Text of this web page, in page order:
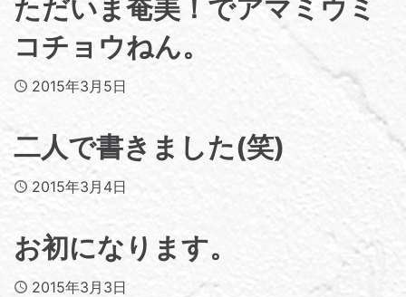
ただいま奄美！でアマミウミ
コチョウねん。
Published
2015年3月5日
二人で書きました(笑)
Published
2015年3月4日
お初になります。
Published
2015年3月3日